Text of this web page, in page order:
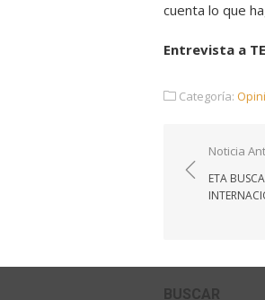
cuenta lo que
Entrevista a
Categoría:
de
Noticia
ETA
BUSCAR